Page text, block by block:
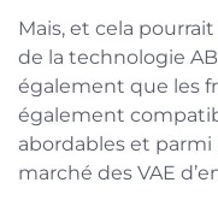
Mais, et cela
de la technologie
également que les
également
abordables et parmi
marché des VAE